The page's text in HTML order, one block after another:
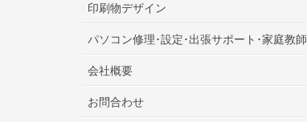
印刷物デザイン
パソコン修理･設定･出張サポート･家庭教師
会社概要
お問合わせ